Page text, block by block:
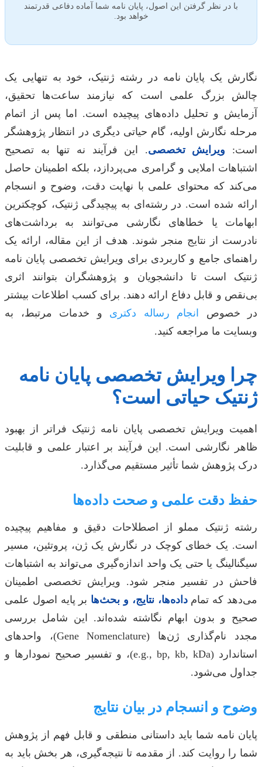
با در نظر گرفتن این اصول، پایان نامه شما آماده دفاعی قدرتمند
خواهد بود.
نگارش یک پایان نامه در رشته ژنتیک، خود به تنهایی یک
چالش بزرگ علمی است که نیازمند ساعت‌ها تحقیق،
آزمایش و تحلیل داده‌های پیچیده است. اما پس از اتمام
مرحله نگارش اولیه، گام حیاتی دیگری در انتظار پژوهشگر
است: ویرایش تخصصی. این فرآیند نه تنها به تصحیح
اشتباهات املایی و گرامری می‌پردازد، بلکه اطمینان حاصل
می‌کند که محتوای علمی با نهایت دقت، وضوح و انسجام
ارائه شده است. در رشته‌ای به پیچیدگی ژنتیک، کوچکترین
ابهامات یا خطاهای نگارشی می‌توانند به برداشت‌های
نادرست از نتایج منجر شوند. هدف از این مقاله، ارائه یک
راهنمای جامع و کاربردی برای ویرایش تخصصی پایان نامه
ژنتیک است تا دانشجویان و پژوهشگران بتوانند اثری
بی‌نقص و قابل دفاع ارائه دهند. برای کسب اطلاعات بیشتر
در خصوص انجام رساله دکتری و خدمات مرتبط، به
وبسایت ما مراجعه کنید.
چرا ویرایش تخصصی پایان نامه
ژنتیک حیاتی است؟
اهمیت ویرایش تخصصی پایان نامه ژنتیک فراتر از بهبود
ظاهر نگارشی است. این فرآیند بر اعتبار علمی و قابلیت
درک پژوهش شما تأثیر مستقیم می‌گذارد.
حفظ دقت علمی و صحت داده‌ها
رشته ژنتیک مملو از اصطلاحات دقیق و مفاهیم پیچیده
است. یک خطای کوچک در نگارش یک ژن، پروتئین، مسیر
سیگنالینگ یا حتی یک واحد اندازه‌گیری می‌تواند به اشتباهات
فاحش در تفسیر منجر شود. ویرایش تخصصی اطمینان
می‌دهد که تمامداده‌ها، نتایج، و بحث‌ها بر پایه اصول علمی
صحیح و بدون ابهام نگاشته شده‌اند. این شامل بررسی
مجدد نام‌گذاری ژن‌ها (Gene Nomenclature)، واحدهای
استاندارد (e.g., bp, kb, kDa)، و تفسیر صحیح نمودارها و
جداول می‌شود.
وضوح و انسجام در بیان نتایج
پایان نامه شما باید داستانی منطقی و قابل فهم از پژوهش
شما را روایت کند. از مقدمه تا نتیجه‌گیری، هر بخش باید به